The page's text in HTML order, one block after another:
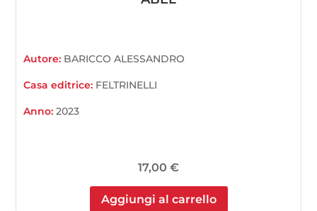
Autore: BARICCO ALESSANDRO
Casa editrice: FELTRINELLI
Anno:2023
17,00 €
Aggiungi al carrello